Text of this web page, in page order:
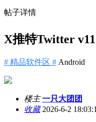
帖子详情
X推特Twitter
# 精品软件区 # Android
楼主 一只大团团
收藏2026-6-2